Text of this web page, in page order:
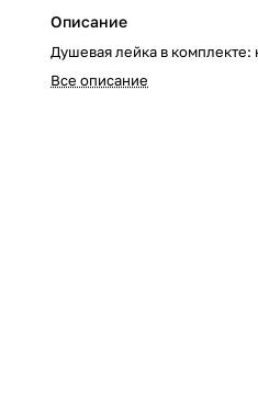
Описание
Душевая лейка в комплекте:
Все описание